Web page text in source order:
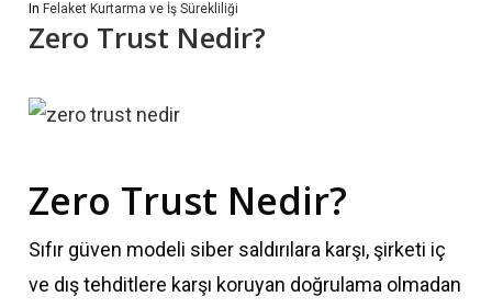
In Felaket Kurtarma ve İş Sürekliliği
Zero Trust Nedir?
Zero Trust Nedir?
Sıfır güven modeli siber saldırılara karşı, şirketi iç
ve dış tehditlere karşı koruyan doğrulama olmadan